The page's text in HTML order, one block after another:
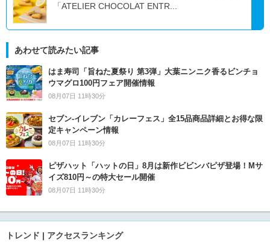
「ATELIER CHOCOLAT ENTR...
あわせて読みたい記事
はま寿司「旨ねた夏祭り 第3弾」大葉ニンニク香るビンチョ
ウマグロ100円フェア開催情報
08月07日 11時30分
セブン‐イレブン「カレーフェス」全15品商品詳細とお得な限
定キャンペーン情報
08月07日 11時30分
ピザハット「ハットの日」8月は新作ビビンバピザ登場！Mサ
イズ810円～の特大セール開催
08月07日 11時30分
トレンド | アクセスランキング